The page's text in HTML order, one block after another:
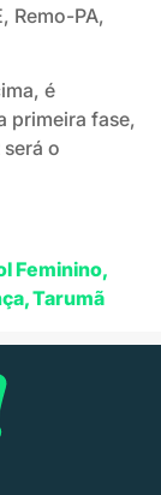
Remo-PA,
é
primeira fase,
o
Feminino,
,Tarumã